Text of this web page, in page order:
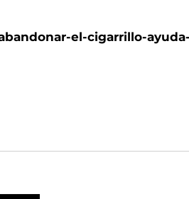
el-cigarrillo-